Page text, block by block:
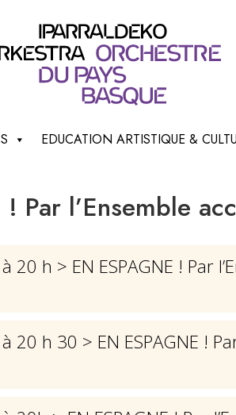
EDUCATION ARTISTIQUE &
! Par l’Ensemble
20 h > EN ESPAGNE ! Par
20 h 30 > EN ESPAGNE !